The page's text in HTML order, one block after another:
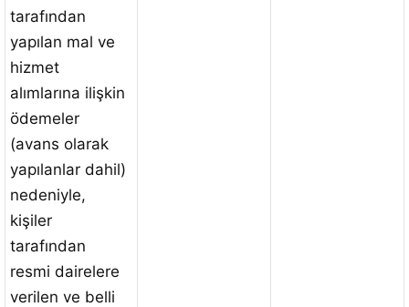
tarafından
yapılan mal ve
hizmet
alımlarına ilişkin
ödemeler
(avans olarak
yapılanlar dahil)
nedeniyle,
kişiler
tarafından
resmi dairelere
verilen ve belli